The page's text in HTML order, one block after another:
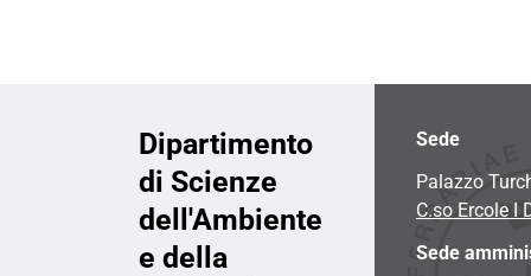
Dipartimento
di Scienze
dell'Ambiente
e della
Sede
Palazzo
C.so Ercole I
Sede